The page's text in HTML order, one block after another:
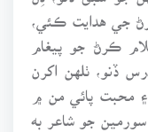
جي هدايت ڪئي،
ڪرڻ جو پيغام
ڏنو، ٺلهن اکرن
۽ محبت پائي من ۾
جو شاعر به